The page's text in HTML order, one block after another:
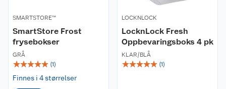
SMARTSTORE™
SmartStore Frost
frysebokser
GRÅ
☆☆☆☆☆ (1)
Finnes i 4 størrelser
LOCKNLOCK
LocknLock Fresh
Oppbevaringsboks 4 pk
KLAR/BLÅ
☆☆☆☆☆ (1)